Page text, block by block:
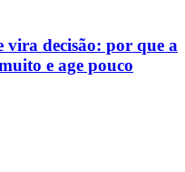
vira decisão: por que a
e age pouco